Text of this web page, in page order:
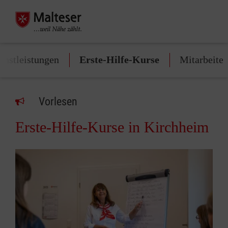
Erste-Hilfe-Kurse Mitarbeiten
Vorlesen
Erste-Hilfe-Kurse in Kirchheim